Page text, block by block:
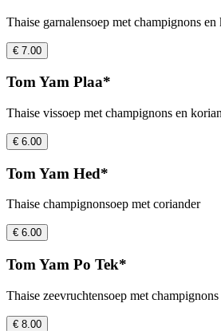
Thaise garnalensoep met champignons en
€ 7.00
Tom Yam Plaa*
Thaise vissoep met champignons en
€ 6.00
Tom Yam Hed*
Thaise champignonsoep met coriander
€ 6.00
Tom Yam Po Tek*
Thaise zeevruchtensoep met
€ 8.00